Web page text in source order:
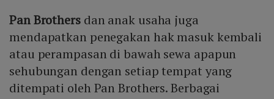
Pan Brothersdan anak usaha juga
mendapatkan penegakan hak masuk kembali
atau perampasan di bawah sewa apapun
sehubungan dengan setiap tempat yang
ditempati oleh Pan Brothers. Berbagai